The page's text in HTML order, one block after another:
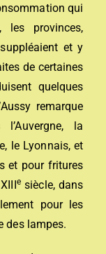
qui
provinces,
et y
de certaines
quelques
remarque
la
le Lyonnais, et
et pour fritures
esiècle, dans
pour les
des lampes.